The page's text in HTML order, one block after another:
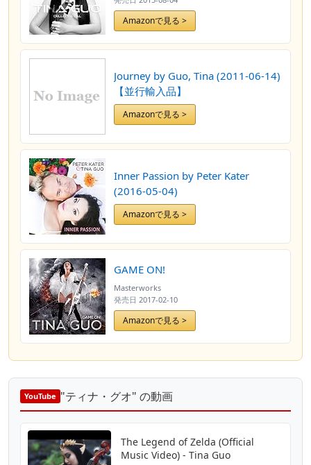
Amazonで見る >
Journey by Guo, Tina (2011-06-14)
【並行輸入品】
Amazonで見る >
Inner Passion by Peter Kater
(2016-05-04)
Amazonで見る >
GAME ON!
Masterworks
発売日 2017-02-10
Amazonで見る >
YouTube "ティナ・グオ" の動画
The Legend of Zelda (Official
Music Video) - Tina Guo